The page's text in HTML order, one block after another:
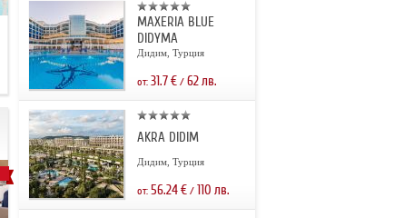
MAXERIA BLUE
DIDYMA
Дидим, Турция
от: 31.7€/ 62лв.
AKRA DIDIM
Дидим, Турция
от: 56.24€/ 110 лв.